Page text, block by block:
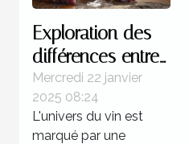
Exploration des
différences entre
les vins de la rive
gauche et de la
rive droite
Mercredi 22 janvier
2025 08:24
L'univers du vin est
marqué par une